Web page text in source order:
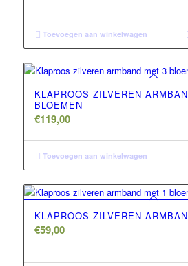
Toevoegen aan winkelwagen
KLAPROOS ZILVEREN
BLOEMEN
€119,00
Toevoegen aan winkelwagen
KLAPROOS ZILVEREN
€59,00